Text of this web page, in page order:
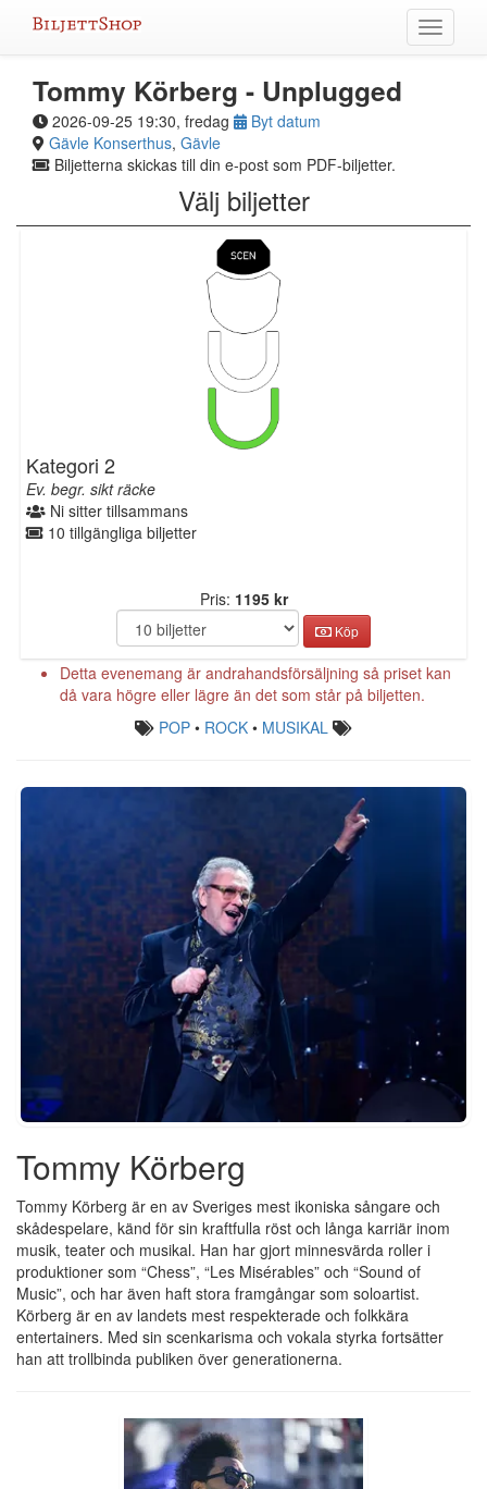
Växla
meny
Tommy Körberg - Unplugged
2026-09-25 19:30, fredag
Byt datum
Gävle Konserthus, Gävle
Biljetterna skickas till din e-post som PDF-biljetter.
Välj biljetter
Kategori 2
Ev. begr. sikt räcke
Ni sitter tillsammans
10 tillgängliga biljetter
Pris: 1195 kr
Köp
Detta evenemang är andrahandsförsäljning så priset kan
då vara högre eller lägre än det som står på biljetten.
POP • ROCK • MUSIKAL
Tommy Körberg
Tommy Körberg är en av Sveriges mest ikoniska sångare och
skådespelare, känd för sin kraftfulla röst och långa karriär inom
musik, teater och musikal. Han har gjort minnesvärda roller i
produktioner som “Chess”, “Les Misérables” och “Sound of
Music”, och har även haft stora framgångar som soloartist.
Körberg är en av landets mest respekterade och folkkära
entertainers. Med sin scenkarisma och vokala styrka fortsätter
han att trollbinda publiken över generationerna.